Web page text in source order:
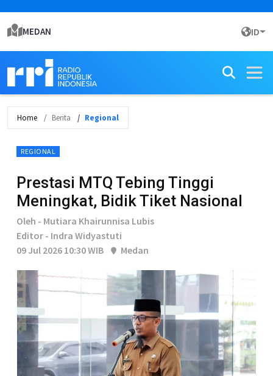
MEDAN ID
Home Berita Regional
REGIONAL
Prestasi MTQ Tebing Tinggi
Meningkat, Bidik Tiket Nasional
Oleh - Mutiara Khairunnisa Lubis
Editor - Indra Widyastuti
09 Jul 2026 10:30 WIB
Medan